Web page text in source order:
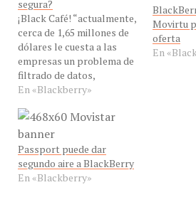
segura?
¡Black Café! “actualmente,
cerca de 1,65 millones de
dólares le cuesta a las
empresas un problema de
filtrado de datos,
aproximadamente 94
que se pierde, lo cual
puede afectar el nombre
de una empresa, el valor
de su marca y su
reputación en el mercado
En «Blackberry»
Movirtu
oferta
En
Passport puede dar
segundo aire a BlackBerry
En «Blackberry»